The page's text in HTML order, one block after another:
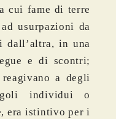
cui fame di terre
usurpazioni da
dall’altra, in una
e di scontri;
a degli
individui o
era istintivo per i